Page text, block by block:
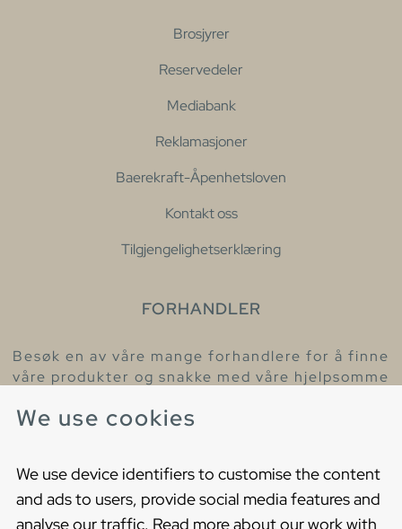
We use cookies
We use device identifiers to customise the content
and ads to users, provide social media features and
analyse our traffic. Read more about our work with
Brosjyrer
Reservedeler
Mediabank
Reklamasjoner
Baerekraft-Åpenhetsloven
Kontakt oss
Tilgjengelighetserklæring
FORHANDLER
Besøk en av våre mange forhandlere for å finne
våre produkter og snakke med våre hjelpsomme